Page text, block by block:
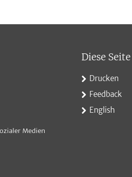
Medien
Diese Seite
Drucken
Feedback
English